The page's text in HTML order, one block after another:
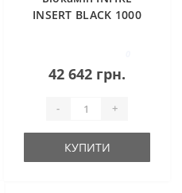
INSERT BLACK 1000
42 642 грн.
- +
КУПИТИ